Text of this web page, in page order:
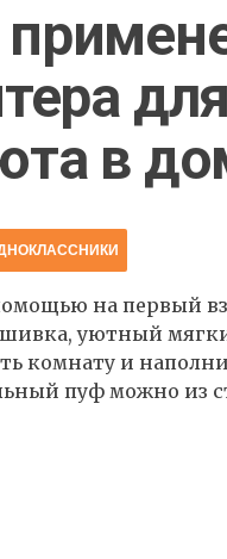
для
в
на первый
уютный
комнату и
пуф можно из